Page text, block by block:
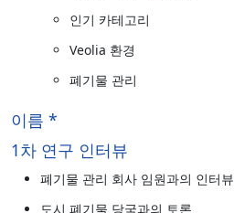
인기 카테고리
Veolia 환경
폐기물 관리
이름 *
1차 연구 인터뷰
폐기물 관리 회사 임원과의 인터뷰
도시 폐기물 당국과의 토론